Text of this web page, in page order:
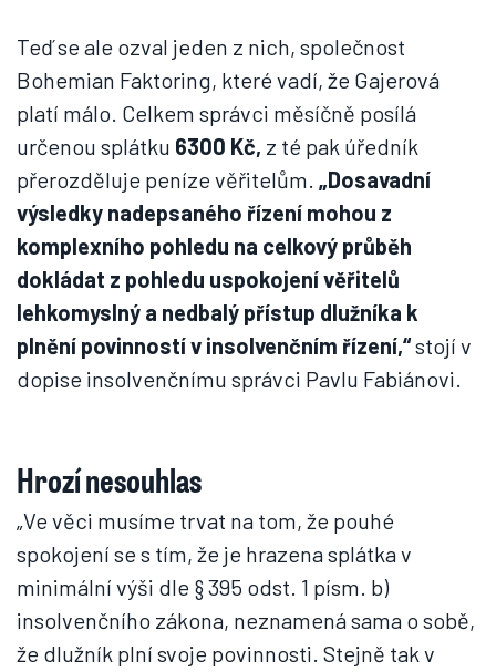
Teď se ale ozval jeden z nich, společnost
Bohemian Faktoring, které vadí, že Gajerová
platí málo. Celkem správci měsíčně posílá
určenou splátku 6300 Kč, z té pak úředník
přerozděluje peníze věřitelům. „Dosavadní
výsledky nadepsaného řízení mohou z
komplexního pohledu na celkový průběh
dokládat z pohledu uspokojení věřitelů
lehkomyslný a nedbalý přístup dlužníka k
plnění povinností v insolvenčním řízení,“stojí v
dopise insolvenčnímu správci Pavlu Fabiánovi.
Hrozí nesouhlas
„Ve věci musíme trvat na tom, že pouhé
spokojení se s tím, že je hrazena splátka v
minimální výši dle § 395 odst. 1 písm. b)
insolvenčního zákona, neznamená sama o sobě,
že dlužník plní svoje povinnosti. Stejně tak v